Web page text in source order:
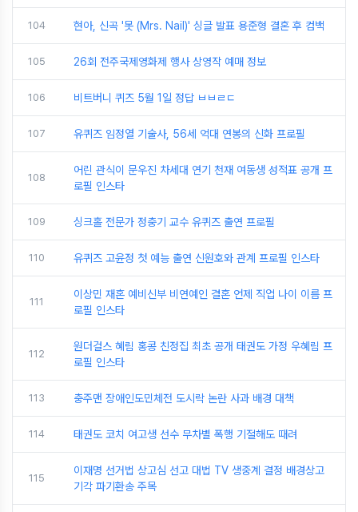
104 현아, 신곡 '못 (Mrs. Nail)' 싱글 발표 용준형 결혼 후 컴백
105 26회 전주국제영화제 행사 상영작 예매 정보
106 비트버니 퀴즈 5월 1일 정답 ㅂㅂㄹㄷ
107 유퀴즈 임정열 기술사, 56세 억대 연봉의 신화 프로필
108
어린 관식이 문우진 차세대 연기 천재 여동생 성적표 공개 프
로필 인스타
109 싱크홀 전문가 정충기 교수 유퀴즈 출연 프로필
110 유퀴즈 고윤정 첫 예능 출연 신원호와 관계 프로필 인스타
111
이상민 재혼 예비신부 비연예인 결혼 언제 직업 나이 이름 프
로필 인스타
112
원더걸스 혜림 홍콩 친정집 최초 공개 태권도 가정 우혜림 프
로필 인스타
113 충주맨 장애인도민체전 도시락 논란 사과 배경 대책
114 태권도 코치 여고생 선수 무차별 폭행 기절해도 때려
115
이재명 선거법 상고심 선고 대법 TV 생중계 결정 배경상고
기각 파기환송 주목